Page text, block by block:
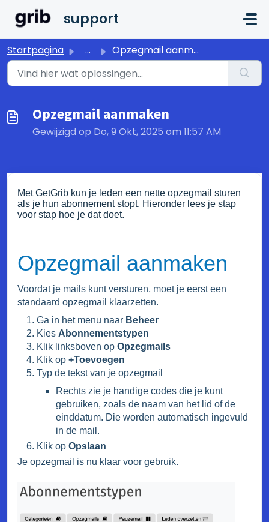
support
Startpagina ... Opzegmail aanmaken
Opzegmail aanmaken
Gewijzigd op Do, 9 Okt, 2025 om 11:57 AM
Met GetGrib kun je leden een nette opzegmail sturen
als je hun abonnement stopt. Hieronder lees je stap
voor stap hoe je dat doet.
Opzegmail aanmaken
Voordat je mails kunt versturen, moet je eerst een
standaard opzegmail klaarzetten.
Ga in het menu naar Beheer
Kies Abonnementstypen
Klik linksboven op Opzegmails
Klik op +Toevoegen
Typ de tekst van je opzegmail
Rechts zie je handige codes die je kunt
gebruiken, zoals de naam van het lid of de
einddatum. Die worden automatisch ingevuld
in de mail.
Klik op Opslaan
Je opzegmail is nu klaar voor gebruik.